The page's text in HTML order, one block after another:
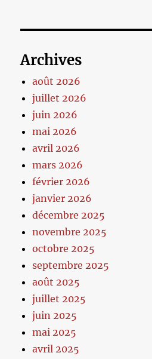
Archives
août 2026
juillet 2026
juin 2026
mai 2026
avril 2026
mars 2026
février 2026
janvier 2026
décembre 2025
novembre 2025
octobre 2025
septembre 2025
août 2025
juillet 2025
juin 2025
mai 2025
avril 2025